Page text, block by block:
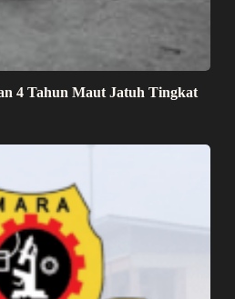
4 Tahun Maut Jatuh Tingkat